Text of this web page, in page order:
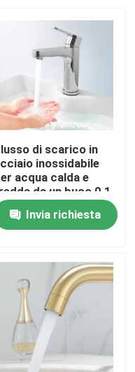
di scarico in
inossidabile
acqua calda e
da un buco 0,1
Invia richiesta